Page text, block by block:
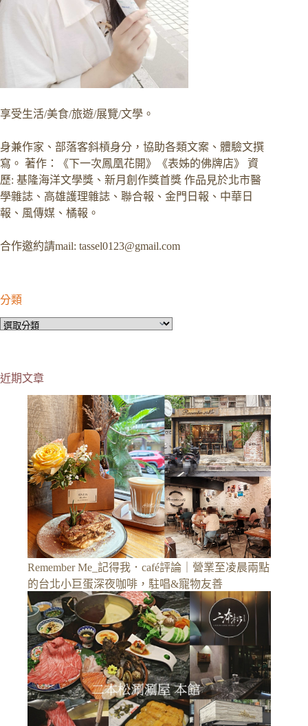
享受生活/美食/旅遊/展覽/文學。
身兼作家、部落客斜槓身分，協助各類文案、體驗文撰
寫。 著作：《下一次鳳凰花開》《表姊的佛牌店》 資
歷: 基隆海洋文學獎、新月創作獎首獎 作品見於北市醫
學雜誌、高雄護理雜誌、聯合報、金門日報、中華日
報、風傳媒、橘報。
合作邀約請mail: tassel0123@gmail.com
分類
分
近期文章
Remember Me_記得我．café評論｜營業至凌晨兩點
的台北小巨蛋深夜咖啡，駐唱&寵物友善